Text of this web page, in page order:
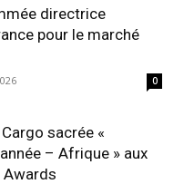
directrice
pour le marché
0
sacrée «
– Afrique » aux
Awards